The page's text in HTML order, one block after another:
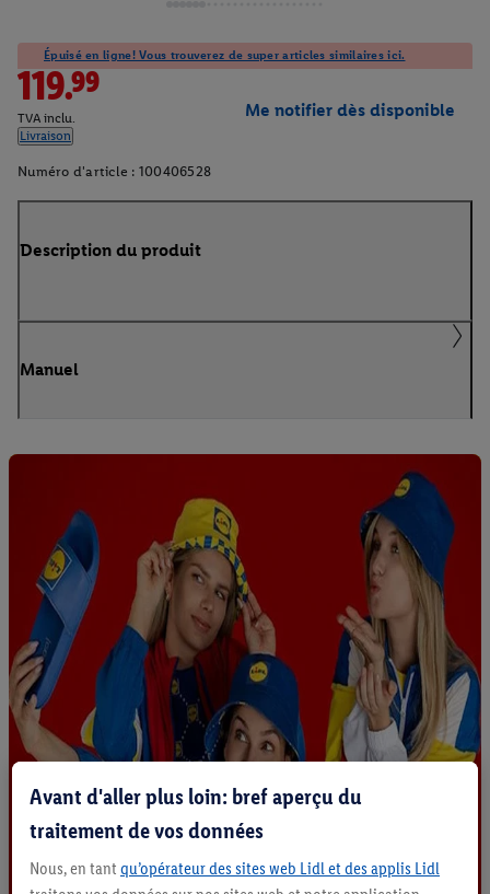
Épuisé en ligne! Vous trouverez de super articles similaires ici.
119.99
TVA inclu.
Livraison
Me notifier dès disponible
Numéro d'article : 100406528
Description du produit
Manuel
Avant d'aller plus loin: bref aperçu du
traitement de vos données
Nous, en tant qu’opérateur des sites web Lidl et des applis Lidl